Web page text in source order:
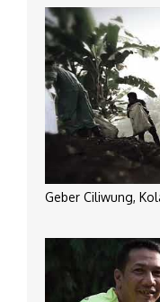
Geber Ciliwung,